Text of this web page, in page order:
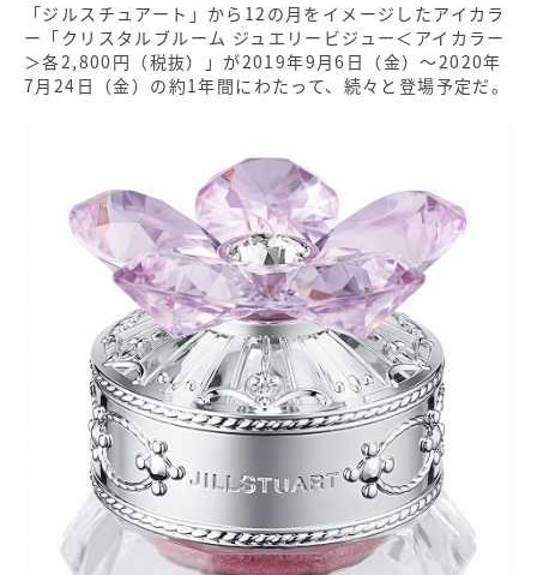
「ジルスチュアート」から12の月をイメージしたアイカラ
ー「クリスタルブルーム ジュエリービジュー＜アイカラー
＞各2,800円（税抜）」が2019年9月6日（金）～2020年
7月24日（金）の約1年間にわたって、続々と登場予定だ。